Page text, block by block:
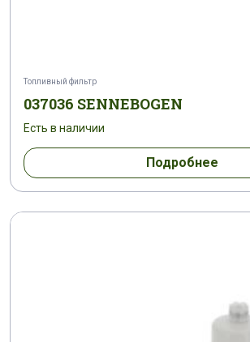
Топливный фильтр
037036 SENNEBOGEN
Есть в наличии
Подробнее